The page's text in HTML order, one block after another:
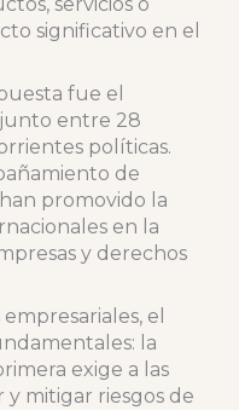
significativo en el
fue el
entre 28
políticas.
de
promovido la
en la
y derechos
el
la
exige a las
y mitigar riesgos de